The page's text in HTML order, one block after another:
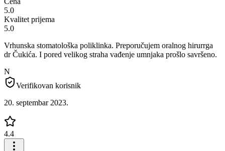
5.0
Kvalitet prijema
5.0
Vrhunska stomatološka poliklinka. Preporučujem oralnog hirurrga
dr Čukića. I pored velikog straha vađenje umnjaka prošlo savršeno.
N
Verifikovan korisnik
20. septembar 2023.
4.4